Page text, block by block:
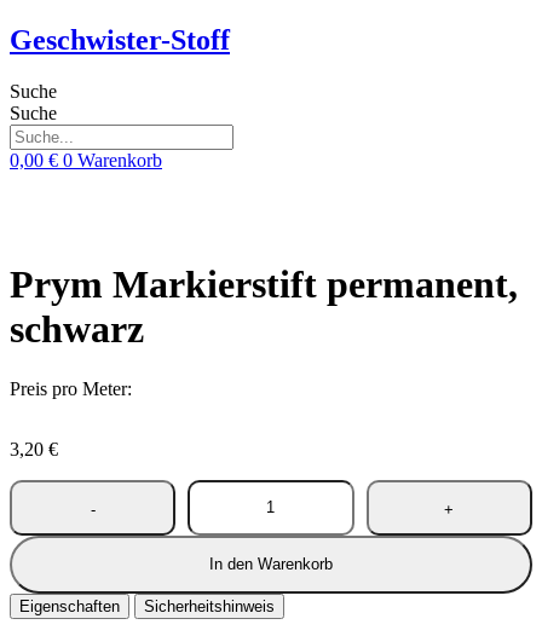
Zum
Inhalt
Geschwister-Stoff
Suche
Suche
0,00 € 0 Warenkorb
Prym Markierstift permanent,
schwarz
Preis pro Meter:
3,20 €
In den Warenkorb
Eigenschaften Sicherheitshinweis